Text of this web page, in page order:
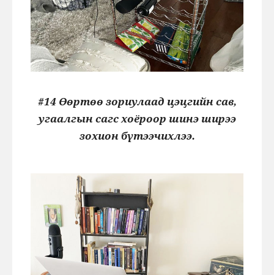
#14 Өөртөө зориулаад цэцгийн сав,
угаалгын сагс хоёроор шинэ ширээ
зохион бүтээчихлээ.